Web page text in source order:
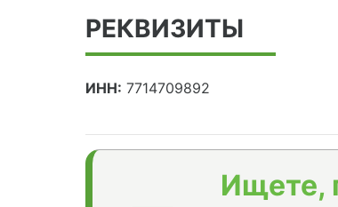
РЕКВИЗИТЫ
ИНН: 7714709892
Ищете,